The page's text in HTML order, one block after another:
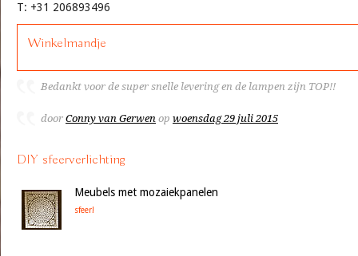
T: +31 206893496
Winkelmandje
Bedankt voor de super snelle levering en de lampen zijn TOP!!
door Conny van Gerwen op woensdag 29 juli 2015
DIY sfeerverlichting
Meubels met mozaiekpanelen
sfeer!